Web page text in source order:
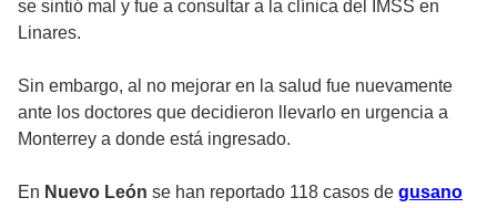
se sintió mal y fue a consultar a la clínica del IMSS en
Linares.
Sin embargo, al no mejorar en la salud fue nuevamente
ante los doctores que decidieron llevarlo en urgencia a
Monterrey a donde está ingresado.
En Nuevo León se han reportado 118 casos de gusano